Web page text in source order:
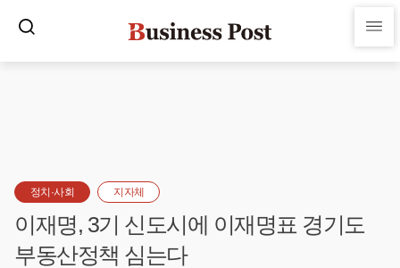
정치·사회 지자체
이재명, 3기 신도시에 이재명표 경기도
부동산정책 심는다